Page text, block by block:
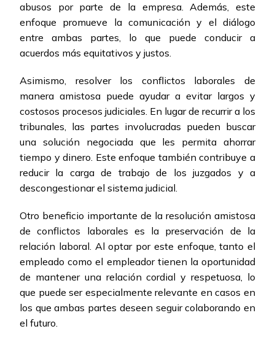
abusos por parte de la empresa. Además, este
enfoque promueve la comunicación y el diálogo
entre ambas partes, lo que puede conducir a
acuerdos más equitativos y justos.
Asimismo, resolver los conflictos laborales de
manera amistosa puede ayudar a evitar largos y
costosos procesos judiciales. En lugar de recurrir a los
tribunales, las partes involucradas pueden buscar
una solución negociada que les permita ahorrar
tiempo y dinero. Este enfoque también contribuye a
reducir la carga de trabajo de los juzgados y a
descongestionar el sistema judicial.
Otro beneficio importante de la resolución amistosa
de conflictos laborales es la preservación de la
relación laboral. Al optar por este enfoque, tanto el
empleado como el empleador tienen la oportunidad
de mantener una relación cordial y respetuosa, lo
que puede ser especialmente relevante en casos en
los que ambas partes deseen seguir colaborando en
el futuro.